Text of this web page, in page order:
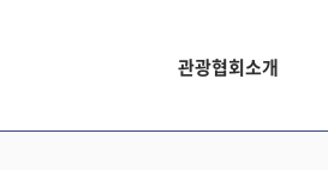
관광협회소개